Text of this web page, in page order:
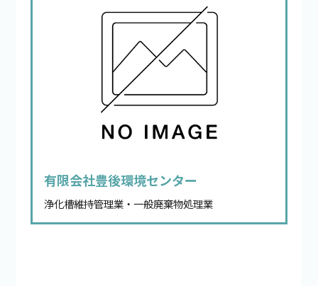
有限会社豊後環境センター
浄化槽維持管理業・一般廃棄物処理業